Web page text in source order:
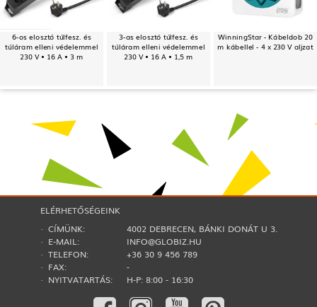
6-os elosztó túlfesz. és
túláram elleni védelemmel
230 V • 16 A • 3 m
3-as elosztó túlfesz. és
túláram elleni védelemmel
230 V • 16 A • 1,5 m
WinningStar - Kábeldob 20
m kábellel - 4 x 230 V aljzat
ELÉRHETŐSÉGEINK
· CÍMÜNK:
4002 DEBRECEN, BÁNKI DONÁT U 3.
· E-MAIL:
INFO@GLOBIZ.HU
· TELEFON:
+36 30 9 456 789
· FAX:
-
· NYITVATARTÁS:
H-P: 8:00 - 16:30